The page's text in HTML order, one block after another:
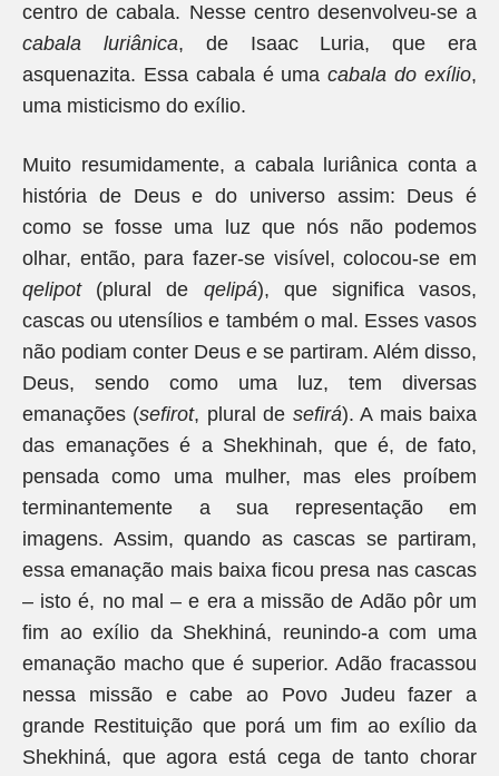
centro de cabala. Nesse centro desenvolveu-se a
cabala luriânica, de Isaac Luria, que era
asquenazita. Essa cabala é umacabala do exílio,
uma misticismo do exílio.
Muito resumidamente, a cabala luriânica conta a
história de Deus e do universo assim: Deus é
como se fosse uma luz que nós não podemos
olhar, então, para fazer-se visível, colocou-se em
qelipot(plural de qelipá), que significa vasos,
cascas ou utensílios e também o mal. Esses vasos
não podiam conter Deus e se partiram. Além disso,
Deus, sendo como uma luz, tem diversas
emanações (sefirot, plural de sefirá). A mais baixa
das emanações é a Shekhinah, que é, de fato,
pensada como uma mulher, mas eles proíbem
terminantemente a sua representação em
imagens. Assim, quando as cascas se partiram,
essa emanação mais baixa ficou presa nas cascas
– isto é, no mal – e era a missão de Adão pôr um
fim ao exílio da Shekhiná, reunindo-a com uma
emanação macho que é superior. Adão fracassou
nessa missão e cabe ao Povo Judeu fazer a
grande Restituição que porá um fim ao exílio da
Shekhiná, que agora está cega de tanto chorar